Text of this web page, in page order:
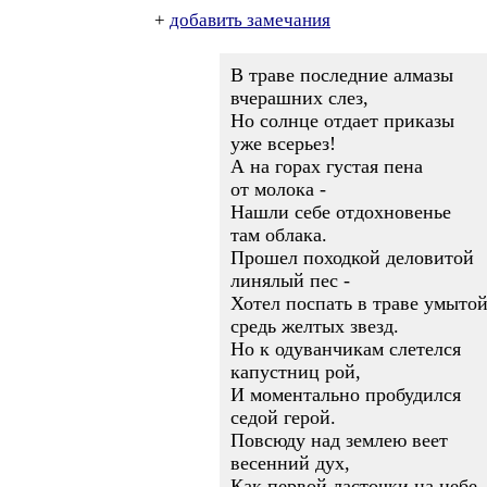
+ добавить замечания
В траве последние алмазы
вчерашних слез,
Но солнце отдает приказы
уже всерьез!
А на горах густая пена
от молока -
Нашли себе отдохновенье
там облака.
Прошел походкой деловитой
линялый пес -
Хотел поспать в траве умытой
средь желтых звезд.
Но к одуванчикам слетелся
капустниц рой,
И моментально пробудился
седой герой.
Повсюду над землею веет
весенний дух,